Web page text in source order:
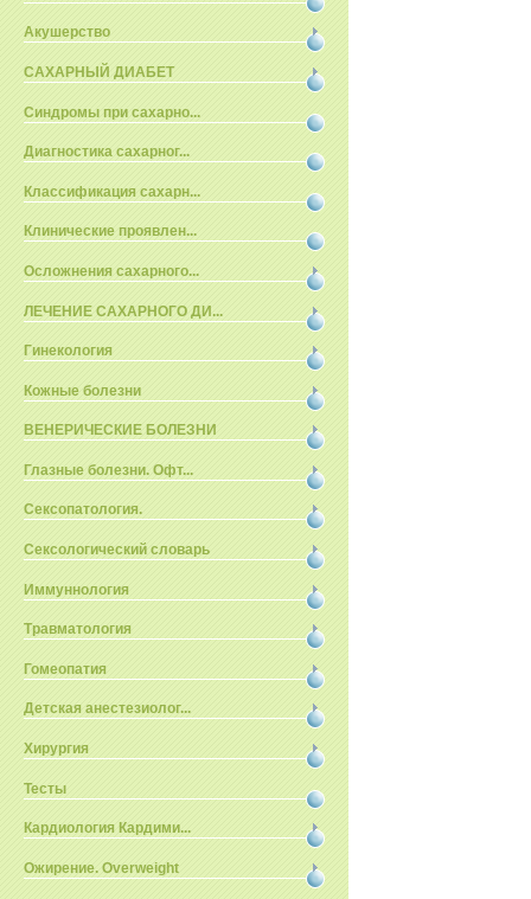
Акушерство
САХАРНЫЙ ДИАБЕТ
Синдромы при сахарно...
Диагностика сахарног...
Классификация сахарн...
Клинические проявлен...
Осложнения сахарного...
ЛЕЧЕНИЕ САХАРНОГО ДИ...
Гинекология
Кожные болезни
ВЕНЕРИЧЕСКИЕ БОЛЕЗНИ
Глазные болезни. Офт...
Сексопатология.
Сексологический словарь
Иммуннология
Травматология
Гомеопатия
Детская анестезиолог...
Хирургия
Тесты
Кардиология Кардими...
Ожирение. Overweight